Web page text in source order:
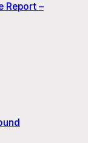
Report –